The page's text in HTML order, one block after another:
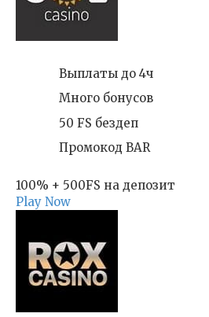
Выплаты до 4ч
Много бонусов
50 FS бездеп
Промокод BAR
100% + 500FS на депозит
Play Now